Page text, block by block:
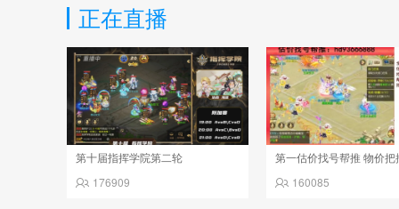
正在直播
第十届指挥学院第二轮
176909
160085